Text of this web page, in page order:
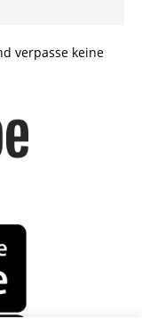
verpasse keine